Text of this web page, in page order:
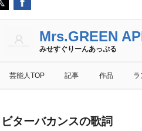
Mrs.GREEN
みせすぐりーんあっぷる
芸能人TOP 記事 作品 ラ
ビターバカンスの歌詞